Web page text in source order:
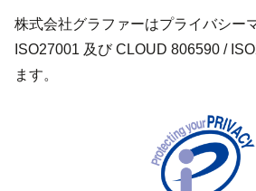
株式会社グラファーはプライバシー
ISO27001 及び CLOUD 806590 /
ます。